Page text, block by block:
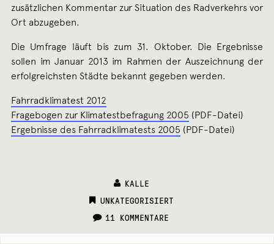
zusätzlichen Kommentar zur Situation des Radverkehrs vor
Ort abzugeben.
Die Umfrage läuft bis zum 31. Oktober. Die Ergebnisse
sollen im Januar 2013 im Rahmen der Auszeichnung der
erfolgreichsten Städte bekannt gegeben werden.
Fahrradklimatest 2012
Fragebogen zur Klimatestbefragung 2005 (PDF-Datei)
Ergebnisse des Fahrradklimatests 2005 (PDF-Datei)
KALLE
CATEGORIES:
UNKATEGORISIERT
11 KOMMENTARE